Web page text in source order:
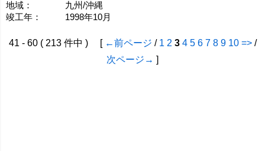
地域：
九州/沖縄
竣工年：
1998年10月
41 - 60 ( 213 件中 ) [ ←前ページ / 1 2 3 4 5 6 7 8 9 10 =>/
次ページ→ ]